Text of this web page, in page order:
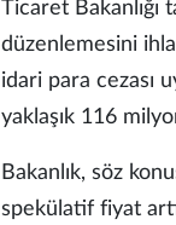
Ticaret
düzenlemesini
idari para cezası
yaklaşık 116
Bakanlık, söz
spekülatif fiyat